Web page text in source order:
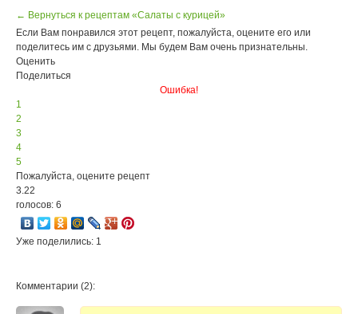
← Вернуться к рецептам «Салаты с курицей»
Если Вам понравился этот рецепт, пожалуйста, оцените его или
поделитесь им с друзьями. Мы будем Вам очень признательны.
Оценить
Поделиться
Ошибка!
1
2
3
4
5
Пожалуйста, оцените рецепт
3.22
голосов: 6
Уже поделились: 1
Комментарии (2):